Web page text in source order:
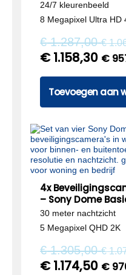
24/7 kleurenbeeld
8 Megapixel Ultra HD
€1.287,00 €
€1.158,30 €
Toevoegen aan
4x
– Sony Dome
30 meter nachtzicht
5 Megapixel QHD 2K
€1.305,00 €
€1.174,50 €